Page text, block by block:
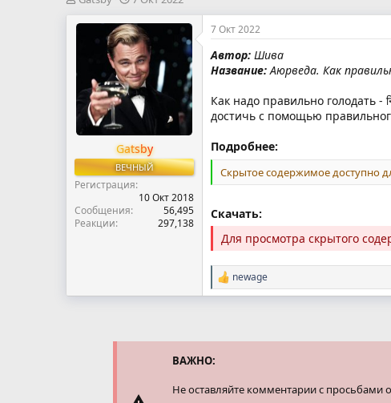
т
м
ы
т
а
н
а
ч
а
л
Gatsby
ВЕЧНЫЙ
Регистрация
10 Окт 2018
Сообщения
56,495
Реакции
297,138
7 Окт 2022
Автор: Шива
Название: Аюрведа. Как
Как надо правильно голодать -
достичь с помощью
Подробнее:
Скрытое содержимое доступно
Скачать:
Для просмотра скрытого
Р
е
и
newage
ВАЖНО:
Не оставляйте комментарии с просьбами